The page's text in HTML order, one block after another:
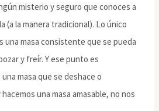
misterio y seguro que conoces a
(a la manera tradicional). Lo único
una masa consistente que se pueda
y freír. Y ese punto es
masa que se deshace o
una masa amasable, no nos